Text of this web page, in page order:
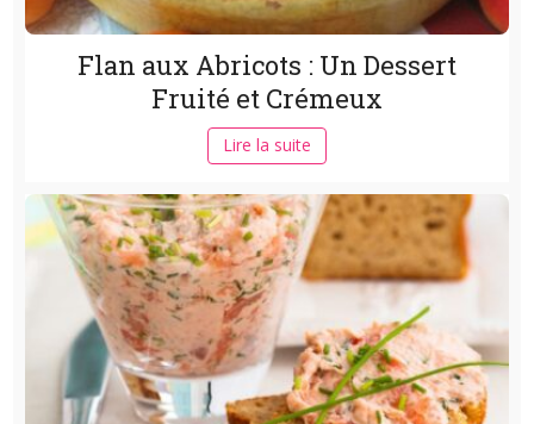
Flan aux Abricots : Un Dessert
Fruité et Crémeux
Lire la suite